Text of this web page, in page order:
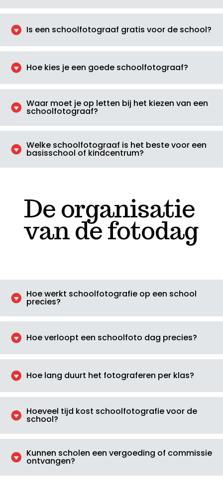
 Is een schoolfotograaf gratis voor de school?
 Hoe kies je een goede schoolfotograaf?
 Waar moet je op letten bij het kiezen van een
schoolfotograaf?
 Welke schoolfotograaf is het beste voor een
basisschool of kindcentrum?
De organisatie
van de fotodag
 Hoe werkt schoolfotografie op een school
precies?
 Hoe verloopt een schoolfoto dag precies?
 Hoe lang duurt het fotograferen per klas?
 Hoeveel tijd kost schoolfotografie voor de
school?
 Kunnen scholen een vergoeding of commissie
ontvangen?